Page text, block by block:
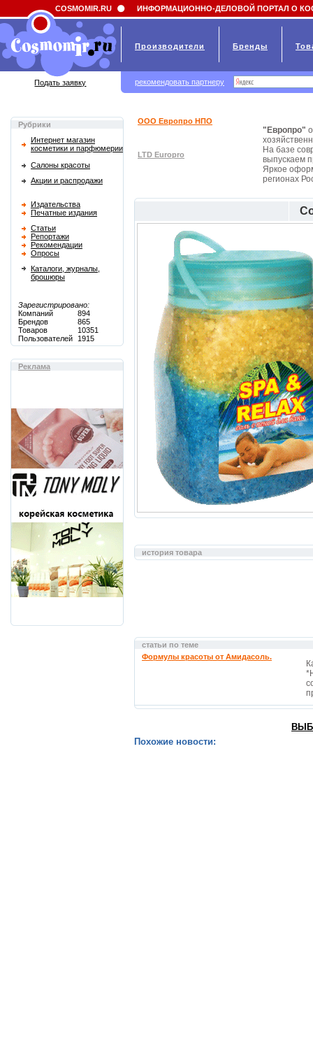
Field 'news_title' doesn't have a default value
Рубрики
Интернет магазин
косметики и парфюмерии
Салоны красоты
Акции и распродажи
Издательства
Печатные издания
Статьи
Репортажи
Рекомендации
Опросы
Каталоги, журналы,
брошюры
Зарегистрировано:
Компаний
894
Брендов
865
Товаров
10351
Пользователей
1915
Реклама
ООО Европро НПО
LTD Europro
"Европро"
На базе
выпускаем
Яркое
регионах
история товара
статьи по теме
Формулы красоты от Амидасоль.
Похожие новости:
COSMOMIR.RU ИНФОРМАЦИОННО-ДЕЛОВОЙ ПОРТАЛ О
Производители Бренды
Подать заявку рекомендовать партнеру